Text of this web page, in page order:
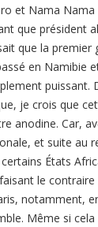
et Nama Nama
que président
que la premier
en Namibie
puissant.
je crois que
anodine. Car,
et suite au
États
le
notamment,
Même si